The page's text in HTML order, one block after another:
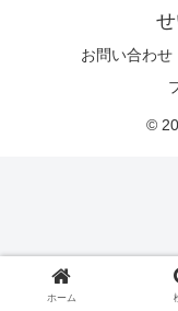
お問い合わせ
©
ホーム